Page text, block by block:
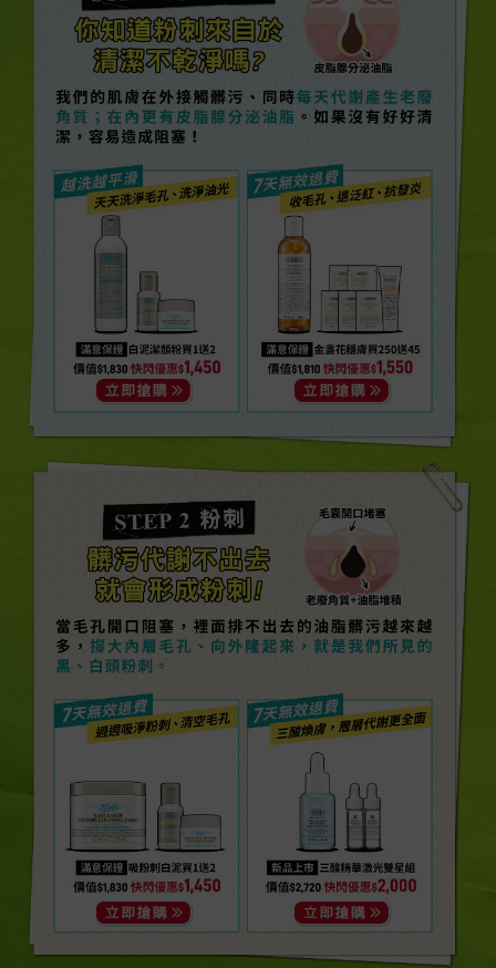
你知道痘痘來自於
清潔不乾淨嗎?
我們的肌膚在外接觸髒污、同時每天代謝產生老廢
角質；在內更有皮脂腺分泌油脂。如果沒有好好清
潔，容易造成阻塞！
STEP 2 粉刺
髒污代謝不出去
就會形成粉刺!
當毛孔開口阻塞，裡面排不出去的油脂髒污越來越
多，撐大內層毛孔、向外隆起來，就是我們所見的
黑、白頭粉刺。